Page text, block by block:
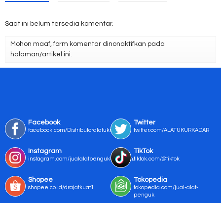
Saat ini belum tersedia komentar.
Mohon maaf, form komentar dinonaktifkan pada
halaman/artikel ini.
Facebook
facebook.com/Distributoralatukur
Twitter
twitter.com/ALATUKURKADAR
Instagram
instagram.com/jualalatpengukurmurah/
TikTok
tiktok.com/@tiktok
Shopee
shopee.co.id/drajatkuat1
Tokopedia
tokopedia.com/jual-alat-
penguk